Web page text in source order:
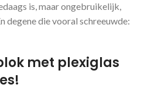
is, maar ongebruikelijk,
degene die vooral schreeuwde:
met plexiglas